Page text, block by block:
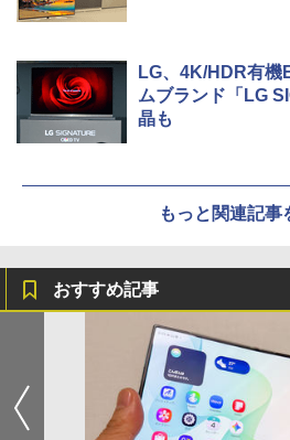
LG、4K/HDR有機
ムブランド「LG
晶も
もっと関連記事
おすすめ記事